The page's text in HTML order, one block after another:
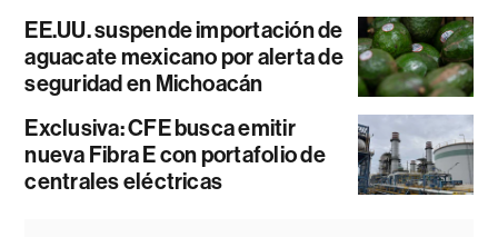
EE.UU. suspende importación de
aguacate mexicano por alerta de
seguridad en Michoacán
Exclusiva: CFE busca emitir
nueva Fibra E con portafolio de
centrales eléctricas